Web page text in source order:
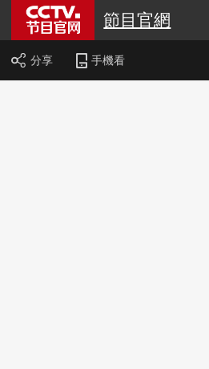
節目官網
分享 手機看